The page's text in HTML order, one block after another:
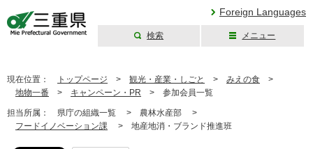
Foreign Languages
検索 メニュー
現在位置： トップページ > 観光・産業・しごと > みえの食 >
地物一番 > キャンペーン・PR > 参加会員一覧
担当所属： 県庁の組織一覧 > 農林水産部 >
フードイノベーション課 > 地産地消・ブランド推進班